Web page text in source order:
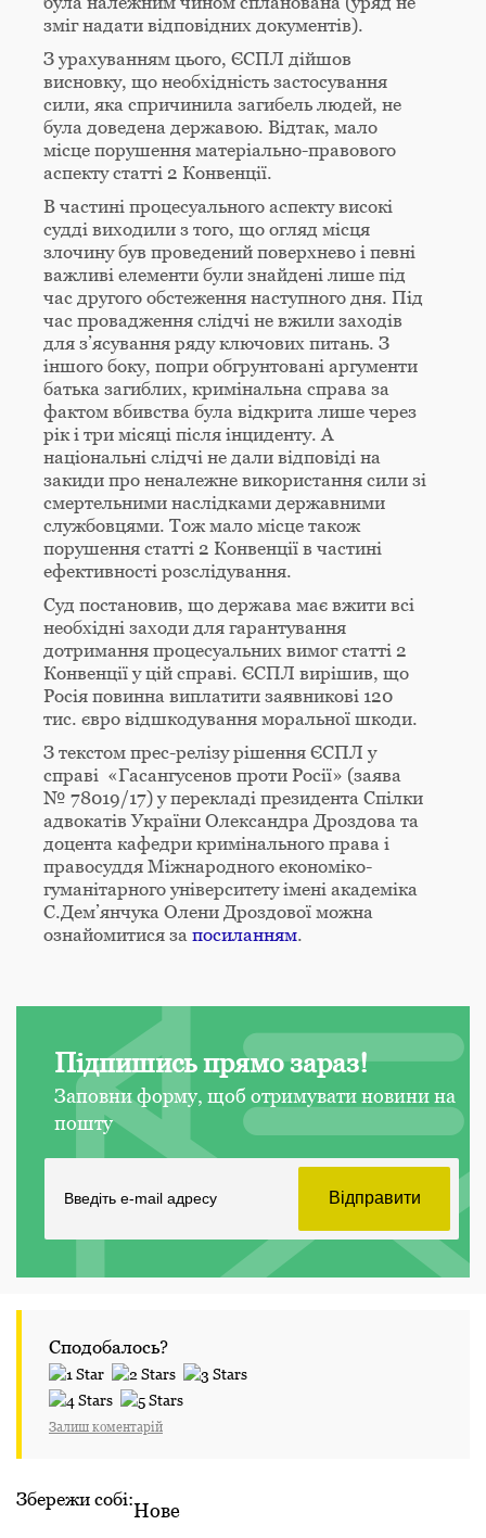
зміг надати відповідних документів).
З урахуванням цього, ЄСПЛ дійшов
висновку, що необхідність застосування
сили, яка спричинила загибель людей, не
була доведена державою. Відтак, мало
місце порушення матеріально-правового
аспекту статті 2 Конвенції.
В частині процесуального аспекту високі
судді виходили з того, що огляд місця
злочину був проведений поверхнево і певні
важливі елементи були знайдені лише під
час другого обстеження наступного дня. Під
час провадження слідчі не вжили заходів
для з’ясування ряду ключових питань. З
іншого боку, попри обгрунтовані аргументи
батька загиблих, кримінальна справа за
фактом вбивства була відкрита лише через
рік і три місяці після інциденту. А
національні слідчі не дали відповіді на
закиди про неналежне використання сили зі
смертельними наслідками державними
службовцями. Тож мало місце також
порушення статті 2 Конвенції в частині
ефективності розслідування.
Суд постановив, що держава має вжити всі
необхідні заходи для гарантування
дотримання процесуальних вимог статті 2
Конвенції у цій справі. ЄСПЛ вирішив, що
Росія повинна виплатити заявникові 120
тис. євро відшкодування моральної шкоди.
З текстом прес-релізу рішення ЄСПЛ у
справі «Гасангусенов проти Росії» (заява
№ 78019/17) у перекладі президента Спілки
адвокатів України Олександра Дроздова та
доцента кафедри кримінального права і
правосуддя Міжнародного економіко-
гуманітарного університету імені академіка
С.Дем’янчука Олени Дроздової можна
ознайомитися за посиланням.
Підпишись прямо зараз!
Заповни форму, щоб отримувати новини на
пошту
Сподобалось?
Залиш коментарій
Збережи собі:Нове